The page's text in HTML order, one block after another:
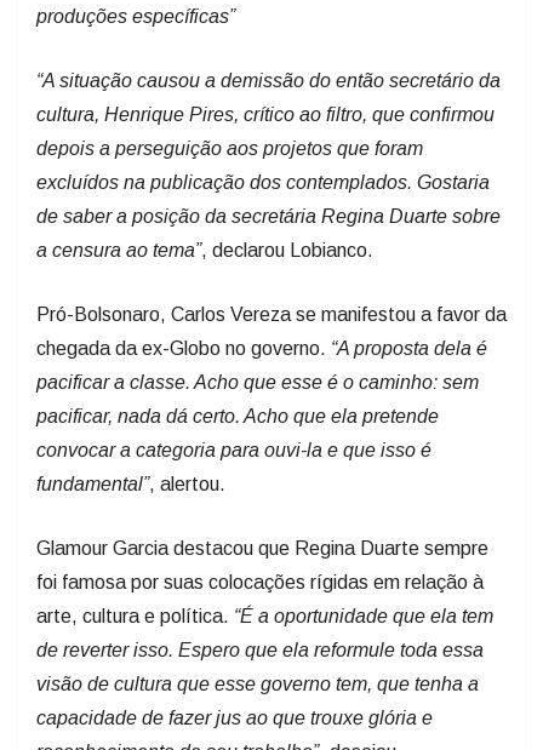
produções específicas”
“A situação causou a demissão do então secretário da
cultura, Henrique Pires, crítico ao filtro, que confirmou
depois a perseguição aos projetos que foram
excluídos na publicação dos contemplados. Gostaria
de saber a posição da secretária Regina Duarte sobre
a censura ao tema”, declarou Lobianco.
Pró-Bolsonaro, Carlos Vereza se manifestou a favor da
chegada da ex-Globo no governo. “A proposta dela é
pacificar a classe. Acho que esse é o caminho: sem
pacificar, nada dá certo. Acho que ela pretende
convocar a categoria para ouvi-la e que isso é
fundamental”, alertou.
Glamour Garcia destacou que Regina Duarte sempre
foi famosa por suas colocações rígidas em relação à
arte, cultura e política. “É a oportunidade que ela tem
de reverter isso. Espero que ela reformule toda essa
visão de cultura que esse governo tem, que tenha a
capacidade de fazer jus ao que trouxe glória e